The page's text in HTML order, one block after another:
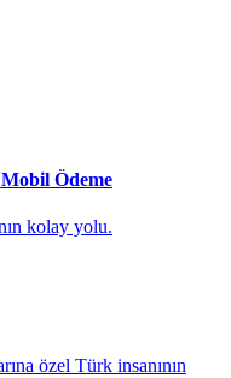
Ödeme
kolay yolu.
özel Türk insanının